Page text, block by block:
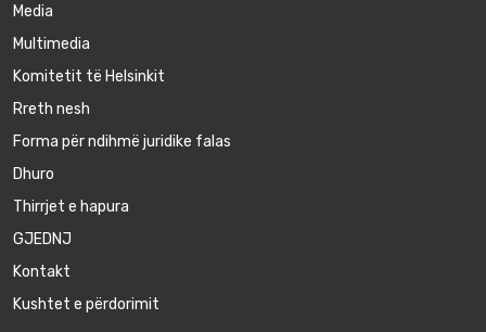
Media
Multimedia
Komitetit të Helsinkit
Rreth nesh
Forma për ndihmë juridike falas
Dhuro
Thirrjet e hapura
GJEDNJ
Kontakt
Kushtet e përdorimit